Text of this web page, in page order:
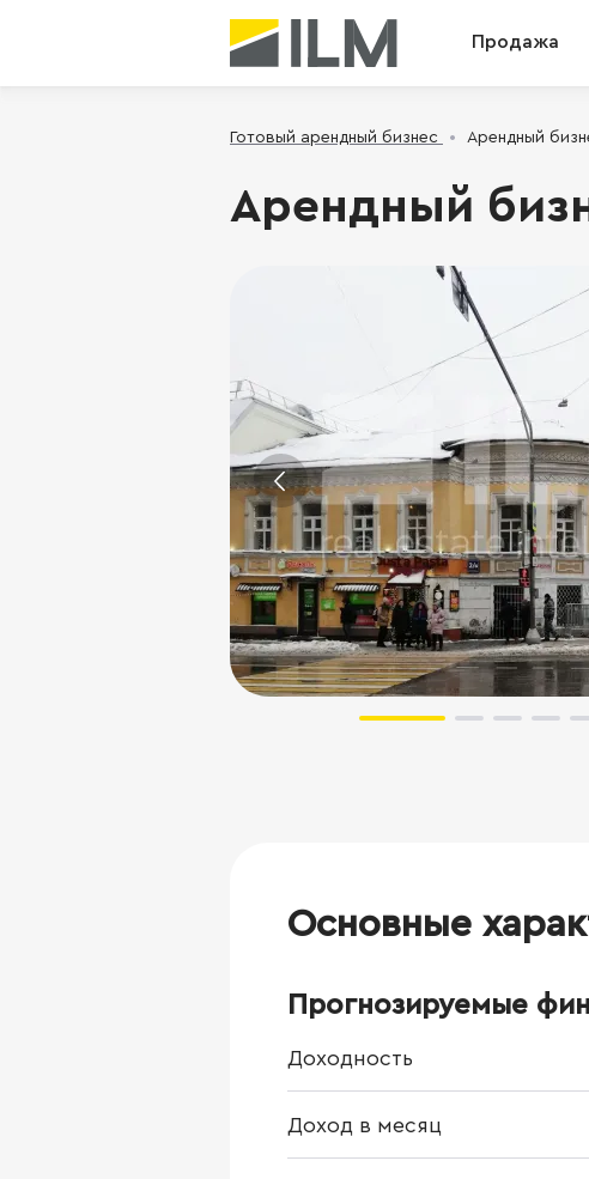
Продажа
Готовый арендный бизнес Арендный
Арендный
Основные
Прогнозируемые
Доходность
Доход в месяц